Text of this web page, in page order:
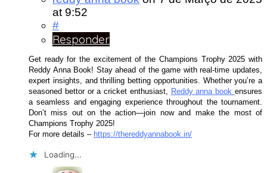
at 9:52
#
Responder
Get ready for the excitement of the Champions Trophy 2025 with
Reddy Anna Book! Stay ahead of the game with real-time updates,
expert insights, and thrilling betting opportunities. Whether you’re a
seasoned bettor or a cricket enthusiast, Reddy anna bookensures
a seamless and engaging experience throughout the tournament.
Don’t miss out on the action—join now and make the most of
Champions Trophy 2025!
For more details – https://thereddyannabook.in/
Loading...